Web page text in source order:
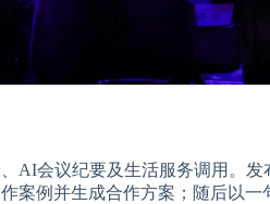
AI会议纪要及生活服务调用。
案例并生成合作方案；随后以